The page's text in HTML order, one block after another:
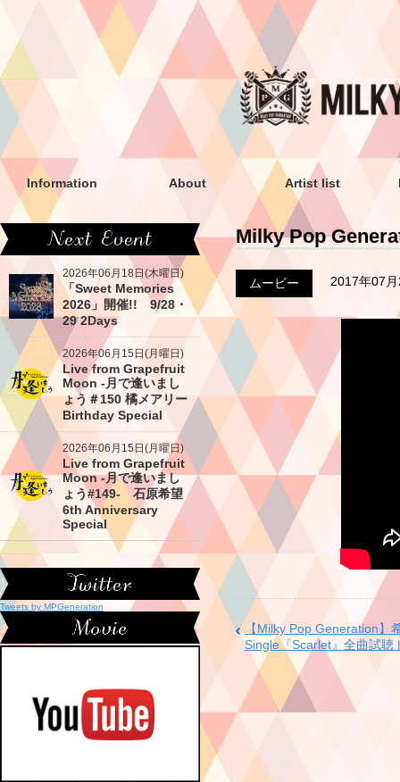
Information About Artist list
Milky Pop
ムービー 2017年07
【Milky Pop Generation】
Single『Scarlet』全曲試聴
2026年06月18日(木曜日)
「Sweet Memories
2026」開催!! 9/28・
29 2Days
2026年06月15日(月曜日)
Live from Grapefruit
Moon -月で逢いまし
ょう＃150 橘メアリー
Birthday Special
2026年06月15日(月曜日)
Live from Grapefruit
Moon -月で逢いまし
ょう#149- 石原希望
6th Anniversary
Special
Tweets by MPGeneration